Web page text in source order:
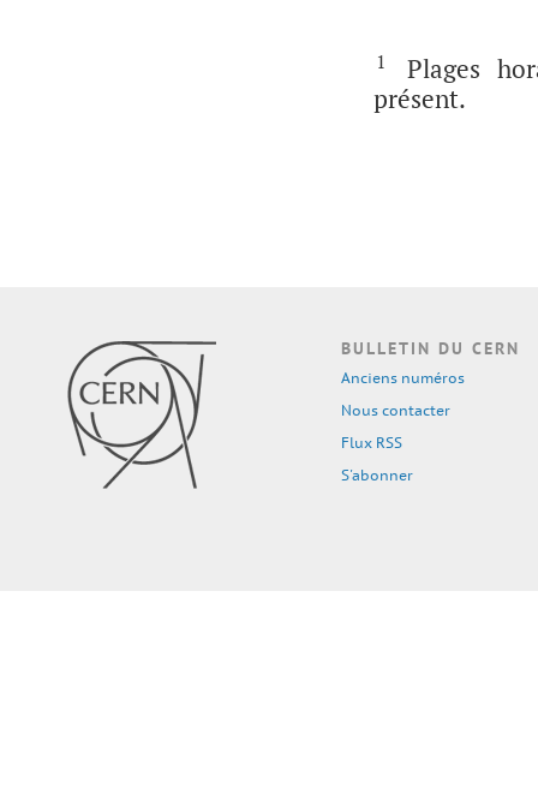
1
Plages
présent.
BULLETIN DU CERN
Anciens numéros
Nous contacter
Flux RSS
S'abonner